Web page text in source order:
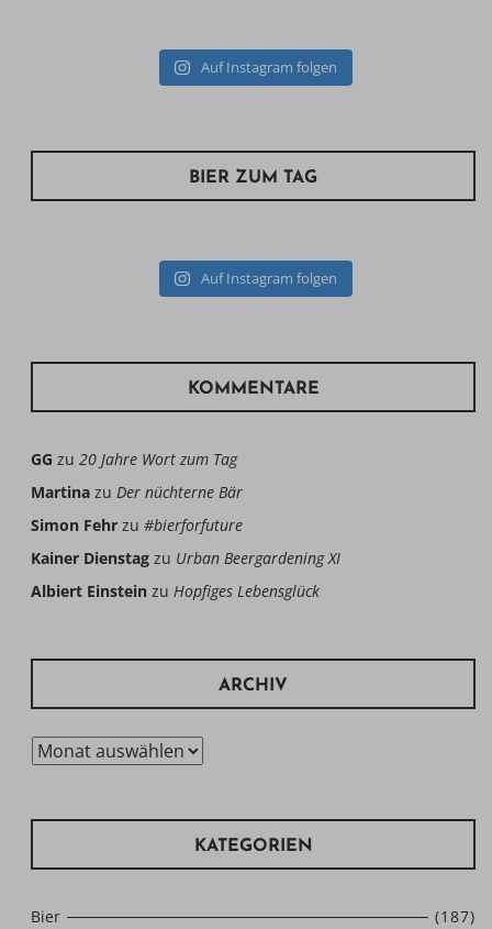
Auf Instagram folgen
BIER ZUM TAG
Auf Instagram folgen
KOMMENTARE
GG zu 20 Jahre Wort zum Tag
Martina zu Der nüchterne Bär
Simon Fehr zu #bierforfuture
Kainer Dienstag zu Urban Beergardening XI
Albiert Einstein zu Hopfiges Lebensglück
ARCHIV
Archiv
KATEGORIEN
Bier
(187)